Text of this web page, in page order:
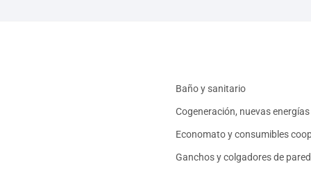
Baño y sanitario
Cogeneración, nuevas
Economato y consumibles
Ganchos y colgadores de pared